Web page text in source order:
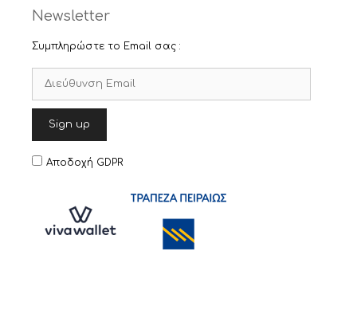
Newsletter
Συμπληρώστε το Email σας :
Αποδοχή GDPR